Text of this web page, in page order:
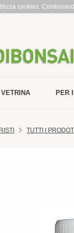
cookies.
VETRINA PER
TUTTI I